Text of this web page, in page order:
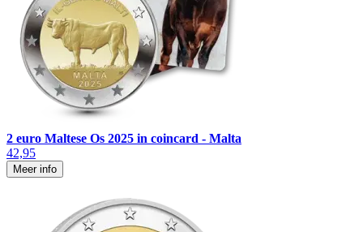
2 euro Maltese Os 2025 in coincard - Malta
42,95
Meer info